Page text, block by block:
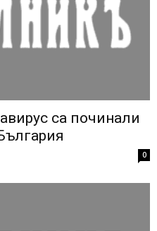
са починали
0